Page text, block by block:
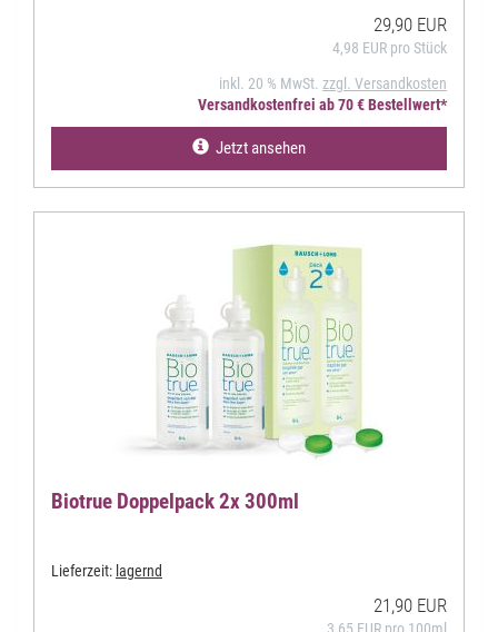
29,90 EUR
4,98 EUR pro Stück
inkl. 20 % MwSt. zzgl. Versandkosten
Versandkostenfrei ab 70 € Bestellwert*
Jetzt ansehen
Biotrue Doppelpack 2x 300ml
Lieferzeit: lagernd
21,90 EUR